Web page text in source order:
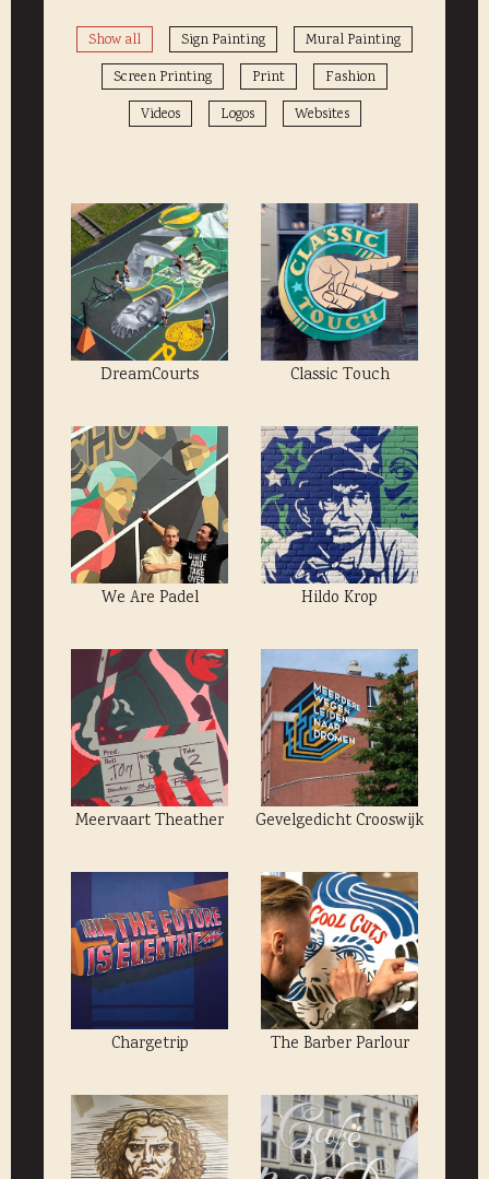
Show all Sign Painting
Mural Painting
Screen Printing
Print
Fashion
Videos
Logos Websites
DreamCourts Classic Touch
We Are Padel Hildo Krop
Meervaart Theather Gevelgedicht Crooswijk
Chargetrip The Barber Parlour